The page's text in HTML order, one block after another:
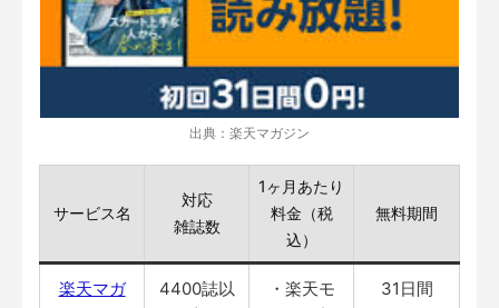
出典：楽天マガジン
サービス名
対応
雑誌数
1ヶ月あたり
料金（税
込）
無料期間
楽天マガ
4400誌以
・楽天モ
31日間